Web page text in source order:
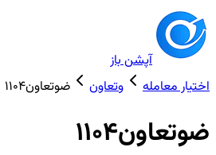
آپشن باز
اختیار معامله
وتعاون ضوتعاون1104
ضوتعاون1104